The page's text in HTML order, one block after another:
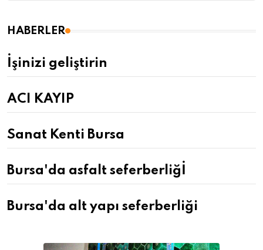
HABERLER
İşinizi geliştirin
ACI KAYIP
Sanat Kenti Bursa
Bursa'da asfalt seferberliğİ
Bursa'da alt yapı seferberliği